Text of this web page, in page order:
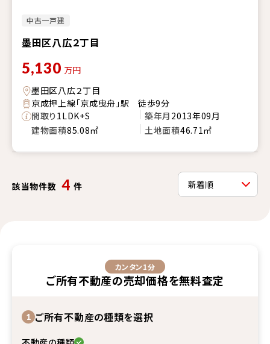
中古一戸建
墨田区八広２丁目
5,130 万円
墨田区八広２丁目
京成押上線「京成曳舟」駅 徒歩9分
間取り1LDK+S 築年月 2013年09月
建物面積85.08㎡ 土地面積46.71㎡
該当物件数 4 件
カンタン1分
ご所有不動産の売却価格を無料査定
1 ご所有不動産の種類を選択